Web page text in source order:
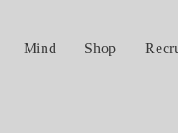
Mind Shop